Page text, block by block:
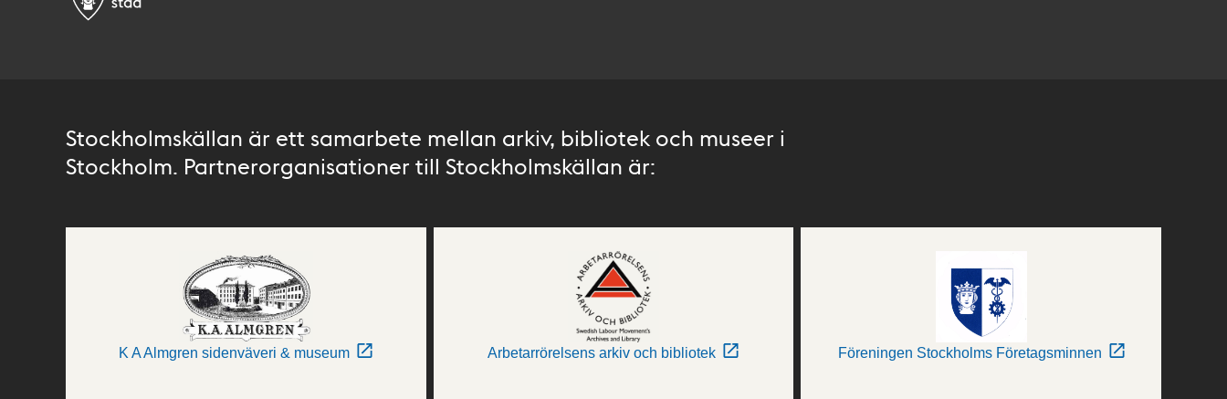
Stockholmskällan är ett samarbete mellan arkiv, bibliotek och museer i
Stockholm. Partnerorganisationer till Stockholmskällan är:
K A Almgren sidenväveri & museum Arbetarrörelsens arkiv och bibliotek Föreningen Stockholms Företagsminnen